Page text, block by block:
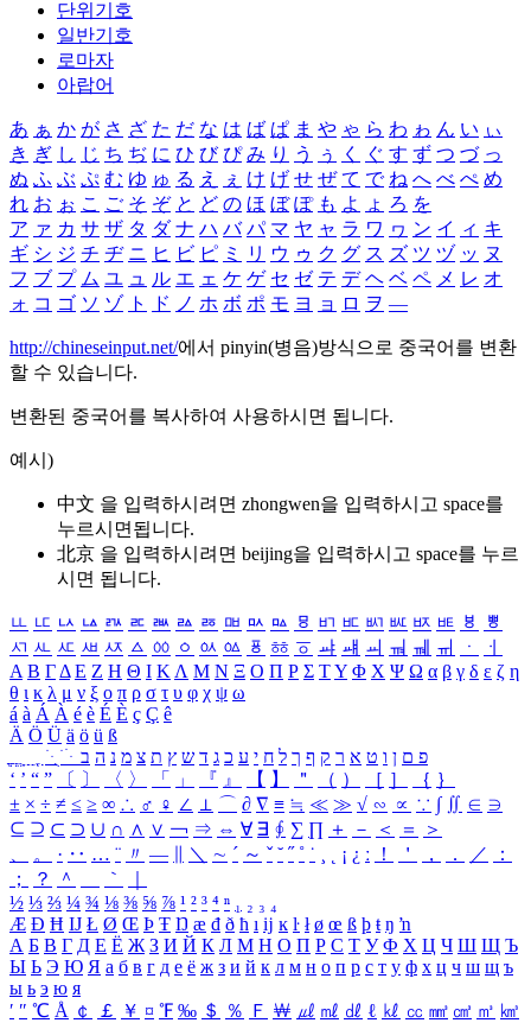
단위기호
일반기호
로마자
아랍어
あ ぁ か が さ ざ た だ な は ば ぱ ま や ゃ ら わ ゎ ん い ぃ
き ぎ し じ ち ぢ に ひ び ぴ み り う ぅ く ぐ す ず つ づ っ
ぬ ふ ぶ ぷ む ゆ ゅ る え ぇ け げ せ ぜ て で ね へ べ ぺ め
れ お ぉ こ ご そ ぞ と ど の ほ ぼ ぽ も よ ょ ろ を
ア ァ カ サ ザ タ ダ ナ ハ バ パ マ ヤ ャ ラ ワ ヮ ン イ ィ キ
ギ シ ジ チ ヂ ニ ヒ ビ ピ ミ リ ウ ゥ ク グ ス ズ ツ ヅ ッ ヌ
フ ブ プ ム ユ ュ ル エ ェ ケ ゲ セ ゼ テ デ ヘ ベ ペ メ レ オ
ォ コ ゴ ソ ゾ ト ド ノ ホ ボ ポ モ ヨ ョ ロ ヲ ―
http://chineseinput.net/에서 pinyin(병음)방식으로 중국어를 변환
할 수 있습니다.
변환된 중국어를 복사하여 사용하시면 됩니다.
예시)
中文 을 입력하시려면 zhongwen을 입력하시고 space를
누르시면됩니다.
北京 을 입력하시려면 beijing을 입력하시고 space를 누르
시면 됩니다.
ㅥ ㅦ ㅧ ㅨ ㅩ ㅪ ㅫ ㅬ ㅭ ㅮ ㅯ ㅰ ㅱ ㅲ ㅳ ㅴ ㅵ ㅶ ㅷ ㅸ
ㅹ
ㅺ ㅻ ㅼ ㅽ ㅾ ㅿ ㆀ ㆁ ㆂ ㆃ ㆄ ㆅ ㆆ ㆇ ㆈ ㆉ ㆊ ㆋ ㆌ ㆍ
ㆎ
Α Β ΓΔ Ε Ζ Η Θ Ι ΚΛ Μ Ν Ξ Ο Π Ρ Σ ΤΥ Φ Χ Ψ Ω α β γ δ ε ζ η
θ ι κ λ μ ν ξ ο π ρ σ τ υ φ χ ψ ω
á à Á À é è É È ç Ç ê
Ä Ö Ü ä ö ü ß
ִֶֹ ֻּ ׁׂ פ ם ן ו ט א ר ק ף ך ל ח י ע כ ג ד ש ץ ת צ מ נ ה ב
‘ ’ “ ” 〔 〕 〈 〉 「 」 『 』 【 】 ＂ （ ） ［ ］ ｛ ｝
± × ÷ ≠ ≤ ≥ ∞ ∴ ♂ ♀ ∠ ⊥ ⌒ ∂ ∇ ≡ ≒ ≪ ≫ √ ∽ ∝ ∵ ∫ ∬ ∈ ∋
⊆ ⊇ ⊂ ⊃ ∪ ∩ ∧ ∨ ￢ ⇒ ⇔ ∀ ∃ ∮ ∑ ∏ ＋ － ＜ ＝
＞
、
。 · ‥ … ¨ 〃 ― ＼ ∼ ´ ～ ˇ ˘ ˝ ˚ ˙ ¸ ¡ ¿ ː ！ ＇ ， ． ／
：
；
？ ＾ ｀
½ ⅓ ⅔ ¼ ¾ ⅛ ⅜ ⅝ ⅞ ¹ ² ³ ⁴ ⁿ ₁ ₂ ₃ ₄
Æ Ð Ħ Ĳ Ł Ø Œ Þ Ŧ Ŋ æ đ ð ħ ı ĳ ĸ ŀ ł ø œ ß þ ŧ ŋ ŉ
А Б В Г Д Е Ё Ж З И Й К Л М Н О П Р С Т У Ф Х Ц Ч Ш Щ Ъ
Ы Ь Э Ю Я а б в г д е ё ж з и й к л м н о п р с т у ф х ц ч ш щ ъ
ы ь э ю я
′ ″ ℃ Å ￠ ￡ ￥ ¤ ℉ ‰ ＄ ％ Ｆ ￦ ㎕ ㎖ ㎗ ℓ ㎘ ㏄ ㎣ ㎤ ㎥ ㎦